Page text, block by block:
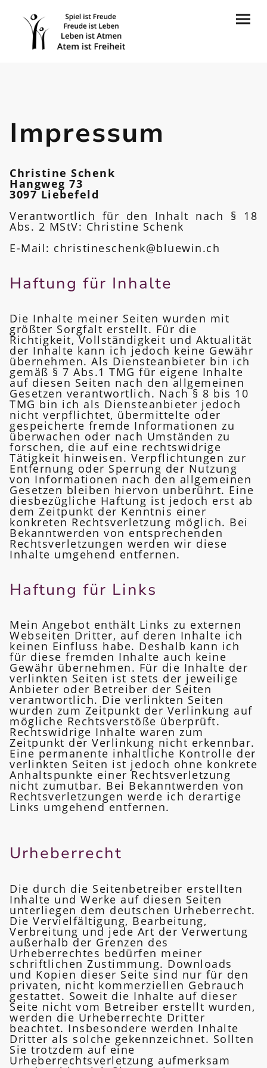
Impressum
Christine Schenk
Hangweg 73
3097 Liebefeld
Verantwortlich für den Inhalt nach § 18
Abs. 2 MStV: Christine Schenk
E-Mail: christineschenk@bluewin.ch
Haftung für Inhalte
Die Inhalte meiner Seiten wurden mit
größter Sorgfalt erstellt. Für die
Richtigkeit, Vollständigkeit und Aktualität
der Inhalte kann ich jedoch keine Gewähr
übernehmen. Als Diensteanbieter bin ich
gemäß § 7 Abs.1 TMG für eigene Inhalte
auf diesen Seiten nach den allgemeinen
Gesetzen verantwortlich. Nach § 8 bis 10
TMG bin ich als Diensteanbieter jedoch
nicht verpflichtet, übermittelte oder
gespeicherte fremde Informationen zu
überwachen oder nach Umständen zu
forschen, die auf eine rechtswidrige
Tätigkeit hinweisen. Verpflichtungen zur
Entfernung oder Sperrung der Nutzung
von Informationen nach den allgemeinen
Gesetzen bleiben hiervon unberührt. Eine
diesbezügliche Haftung ist jedoch erst ab
dem Zeitpunkt der Kenntnis einer
konkreten Rechtsverletzung möglich. Bei
Bekanntwerden von entsprechenden
Rechtsverletzungen werden wir diese
Inhalte umgehend entfernen.
Haftung für Links
Mein Angebot enthält Links zu externen
Webseiten Dritter, auf deren Inhalte ich
keinen Einfluss habe. Deshalb kann ich
für diese fremden Inhalte auch keine
Gewähr übernehmen. Für die Inhalte der
verlinkten Seiten ist stets der jeweilige
Anbieter oder Betreiber der Seiten
verantwortlich. Die verlinkten Seiten
wurden zum Zeitpunkt der Verlinkung auf
mögliche Rechtsverstöße überprüft.
Rechtswidrige Inhalte waren zum
Zeitpunkt der Verlinkung nicht erkennbar.
Eine permanente inhaltliche Kontrolle der
verlinkten Seiten ist jedoch ohne konkrete
Anhaltspunkte einer Rechtsverletzung
nicht zumutbar. Bei Bekanntwerden von
Rechtsverletzungen werde ich derartige
Links umgehend entfernen.
Urheberrecht
Die durch die Seitenbetreiber erstellten
Inhalte und Werke auf diesen Seiten
unterliegen dem deutschen Urheberrecht.
Die Vervielfältigung, Bearbeitung,
Verbreitung und jede Art der Verwertung
außerhalb der Grenzen des
Urheberrechtes bedürfen meiner
schriftlichen Zustimmung. Downloads
und Kopien dieser Seite sind nur für den
privaten, nicht kommerziellen Gebrauch
gestattet. Soweit die Inhalte auf dieser
Seite nicht vom Betreiber erstellt wurden,
werden die Urheberrechte Dritter
beachtet. Insbesondere werden Inhalte
Dritter als solche gekennzeichnet. Sollten
Sie trotzdem auf eine
Urheberrechtsverletzung aufmerksam